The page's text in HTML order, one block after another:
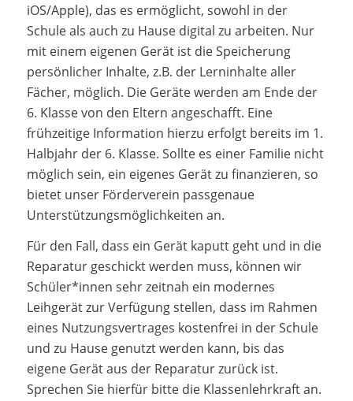
iOS/Apple), das es ermöglicht, sowohl in der
Schule als auch zu Hause digital zu arbeiten. Nur
mit einem eigenen Gerät ist die Speicherung
persönlicher Inhalte, z.B. der Lerninhalte aller
Fächer, möglich. Die Geräte werden am Ende der
6. Klasse von den Eltern angeschafft. Eine
frühzeitige Information hierzu erfolgt bereits im 1.
Halbjahr der 6. Klasse. Sollte es einer Familie nicht
möglich sein, ein eigenes Gerät zu finanzieren, so
bietet unser Förderverein passgenaue
Unterstützungsmöglichkeiten an.
Für den Fall, dass ein Gerät kaputt geht und in die
Reparatur geschickt werden muss, können wir
Schüler*innen sehr zeitnah ein modernes
Leihgerät zur Verfügung stellen, dass im Rahmen
eines Nutzungsvertrages kostenfrei in der Schule
und zu Hause genutzt werden kann, bis das
eigene Gerät aus der Reparatur zurück ist.
Sprechen Sie hierfür bitte die Klassenlehrkraft an.